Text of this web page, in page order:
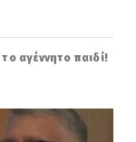
αγέννητο παιδί!